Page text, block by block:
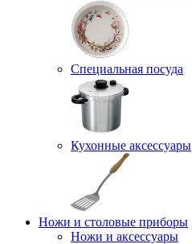
Специальная посуда
Кухонные аксессуары
Ножи и столовые приборы
Ножи и аксессуары